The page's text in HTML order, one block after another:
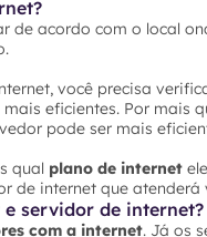
de acordo com o local
você precisa
eficientes. Por mais
pode ser mais
qual plano de internet
de internet que atenderá
servidor de internet?
com a internet. Já os